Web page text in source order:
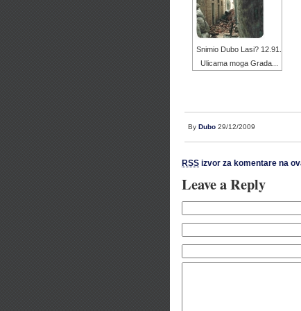
Snimio Dubo Lasi? 12.91.
Ulicama moga Grada...
By Dubo 29/12/2009
RSS izvor za komentare na
Leave a Reply